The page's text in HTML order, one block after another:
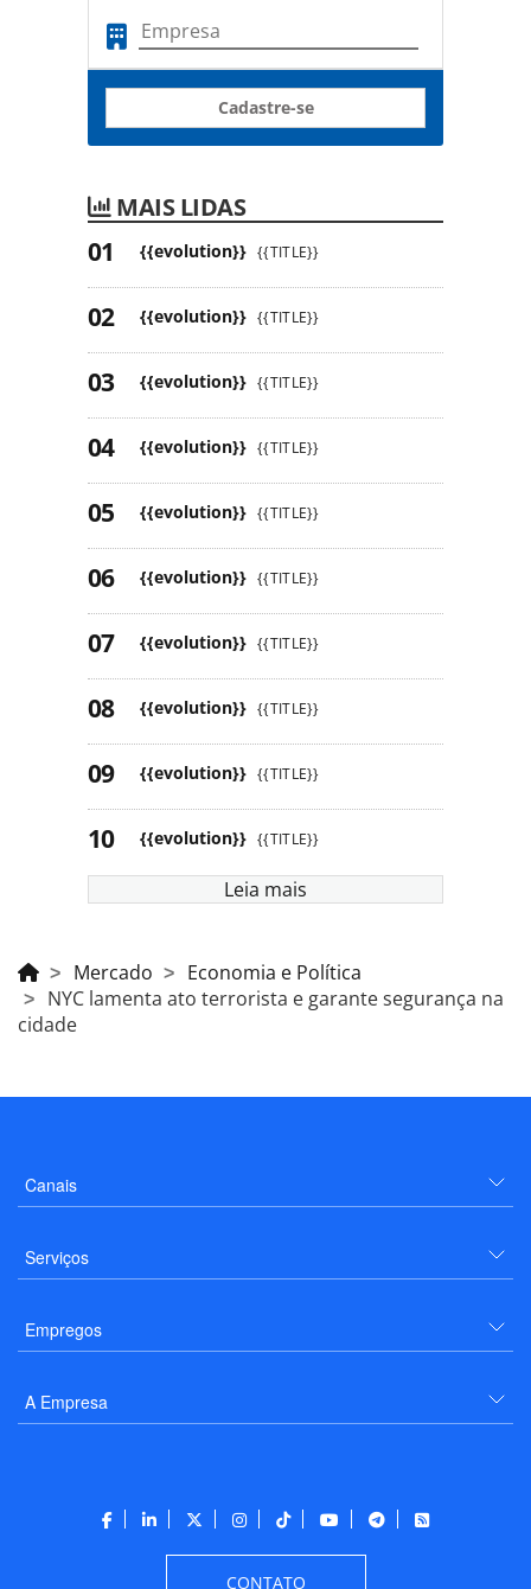
Cadastre-se
MAIS LIDAS
{{evolution}} {{TITLE}}
{{evolution}} {{TITLE}}
{{evolution}} {{TITLE}}
{{evolution}} {{TITLE}}
{{evolution}} {{TITLE}}
{{evolution}} {{TITLE}}
{{evolution}} {{TITLE}}
{{evolution}} {{TITLE}}
{{evolution}} {{TITLE}}
{{evolution}} {{TITLE}}
Leia mais
Mercado
Economia e Política
NYC lamenta ato terrorista e garante segurança na
cidade
Canais
Serviços
Empregos
A Empresa
CONTATO